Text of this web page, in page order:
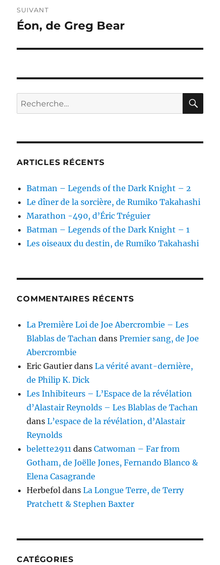
SUIVANT
Publication
Éon, de Greg Bear
Recherche
pour :
ARTICLES RÉCENTS
Batman – Legends of the Dark Knight – 2
Le dîner de la sorcière, de Rumiko Takahashi
Marathon -490, d’Éric Tréguier
Batman – Legends of the Dark Knight – 1
Les oiseaux du destin, de Rumiko Takahashi
COMMENTAIRES RÉCENTS
La Première Loi de Joe Abercrombie – Les
Blablas de Tachan dansPremier sang, de Joe
Abercrombie
Eric Gautier dansLa vérité avant-dernière,
de Philip K. Dick
Les Inhibiteurs – L’Espace de la révélation
d’Alastair Reynolds – Les Blablas de Tachan
dansL’espace de la révélation, d’Alastair
Reynolds
belette2911 dansCatwoman – Far from
Gotham, de Joëlle Jones, Fernando Blanco &
Elena Casagrande
Herbefol dansLa Longue Terre, de Terry
Pratchett & Stephen Baxter
CATÉGORIES